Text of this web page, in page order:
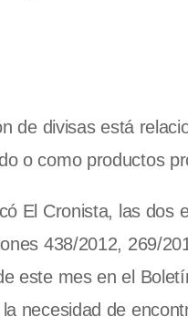
de divisas está
o como productos
El Cronista, las dos
438/2012, 269/
este mes en el
necesidad de